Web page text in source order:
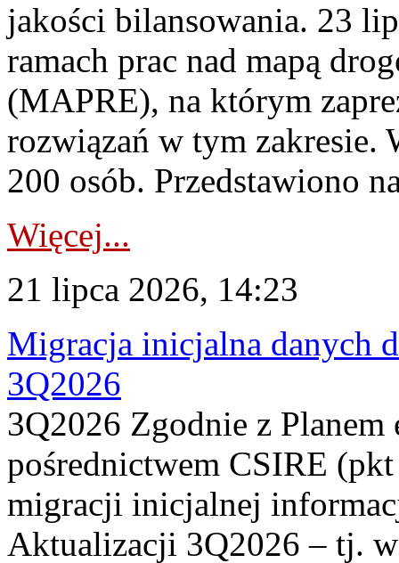
jakości bilansowania. 23
ramach prac nad mapą
(MAPRE), na którym
rozwiązań w tym zakresie.
200 osób. Przedstawiono
Więcej...
21 lipca 2026, 14:23
Migracja inicjalna danych
3Q2026
3Q2026 Zgodnie z
pośrednictwem CSIRE
migracji inicjalnej
Aktualizacji 3Q2026 – tj.